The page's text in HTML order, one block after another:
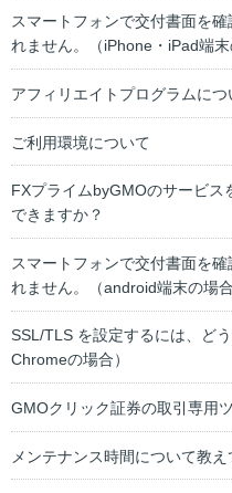
スマートフォンで交付書面を
れません。（iPhone・iPad端末
アフィリエイトプログラムにつ
ご利用環境について
FXプライムbyGMOのサービス
できますか？
スマートフォンで交付書面を
れません。（android端末の場合
SSL/TLS を設定するには、ど
Chromeの場合）
GMOクリック証券の取引専用
メンテナンス時間について教え